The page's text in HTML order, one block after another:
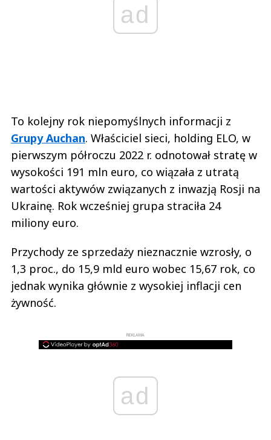
ad
To kolejny rok niepomyślnych informacji z
Grupy Auchan. Właściciel sieci, holding ELO, w
pierwszym półroczu 2022 r. odnotował stratę w
wysokości 191 mln euro, co wiązała z utratą
wartości aktywów związanych z inwazją Rosji na
Ukrainę. Rok wcześniej grupa straciła 24
miliony euro.
Przychody ze sprzedaży nieznacznie wzrosły, o
1,3 proc., do 15,9 mld euro wobec 15,67 rok, co
jednak wynika głównie z wysokiej inflacji cen
żywność.
REKLAMA
ad